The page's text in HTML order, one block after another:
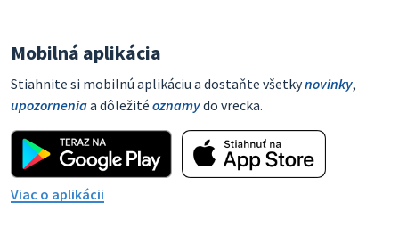
Mobilná aplikácia
Stiahnite si mobilnú aplikáciu a dostaňte všetkynovinky,
upozorneniaa dôležité oznamydo vrecka.
Viac o aplikácii